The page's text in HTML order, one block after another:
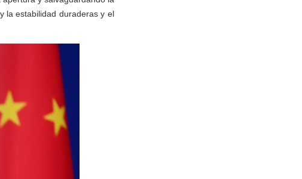
la estabilidad duraderas y el